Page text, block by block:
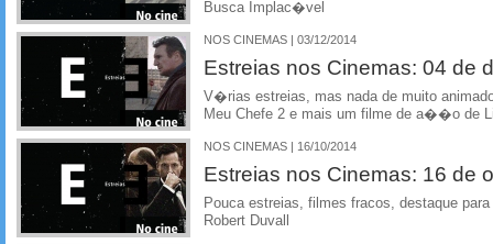
Busca Implac�vel
NOS CINEMAS | 03/12/2014
Estreias nos Cinemas: 04 de
V�rias estreias, mas nada de muito
Meu Chefe 2 e mais um filme de a��o de
NOS CINEMAS | 16/10/2014
Estreias nos Cinemas: 16 de
Pouca estreias, filmes fracos, destaque
Robert Duvall